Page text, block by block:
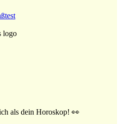
als dein Horoskop! 👀